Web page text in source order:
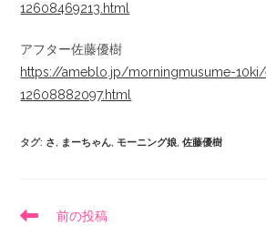
12608469213.html
アフター佐藤優樹
https://ameblo.jp/morningmusume-
12608882097.html
タグ: さ, まーちゃん, モーニング娘, 佐藤優樹
前の投稿